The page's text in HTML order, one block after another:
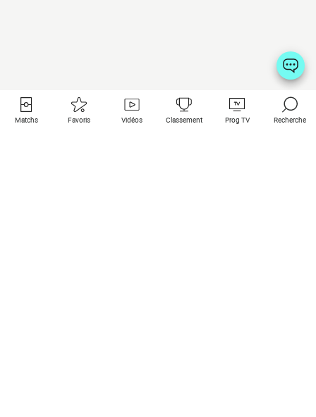
Matchs Favoris Vidéos Classement Prog TV Recherche